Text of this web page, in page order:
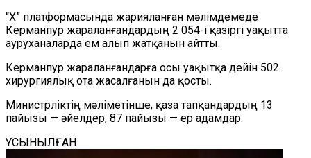
“X” платформасында жарияланған мәлімдемеде
Керманпур жараланғандардың 2 054-і қазіргі уақытта
ауруханаларда ем алып жатқанын айтты.
Керманпур жараланғандарға осы уақытқа дейін 502
хирургиялық ота жасалғанын да қосты.
Министрліктің мәліметінше, қаза тапқандардың 13
пайызы — әйелдер, 87 пайызы — ер адамдар.
ҰСЫНЫЛҒАН